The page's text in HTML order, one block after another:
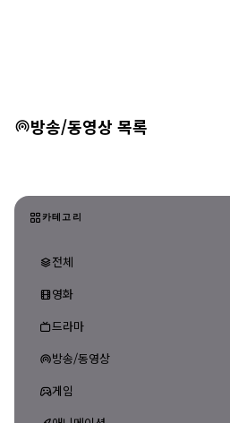
방송/동영상 목록
카테고리
전체
영화
드라마
방송/동영상
게임